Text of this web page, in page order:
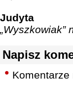
Judyta
„Wyszkowiak”
Napisz